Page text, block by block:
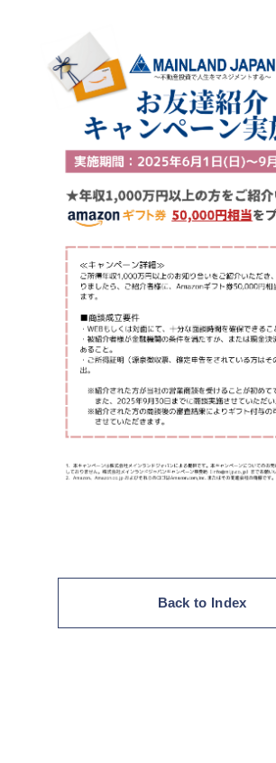
セミナー・イベント申込み
お客様相談室
0120-634-319
受付時間：10:00〜19:00
（土日及び祝日を除く）
Back to Index